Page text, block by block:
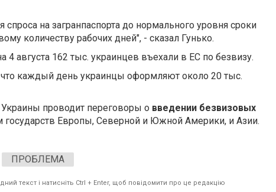
на загранпаспорта до нормального уровня сроки
количеству рабочих дней", - сказал Гунько.
4 августа 162 тыс. украинцев въехали в ЕС по безвизу.
каждый день украинцы оформляют около 20 тыс.
проводит переговоры о введении безвизовых
государств Европы, Северной и Южной Америки, и Азии.
ПРОБЛЕМА
текст і натисніть Ctrl + Enter, щоб повідомити про це редакцію